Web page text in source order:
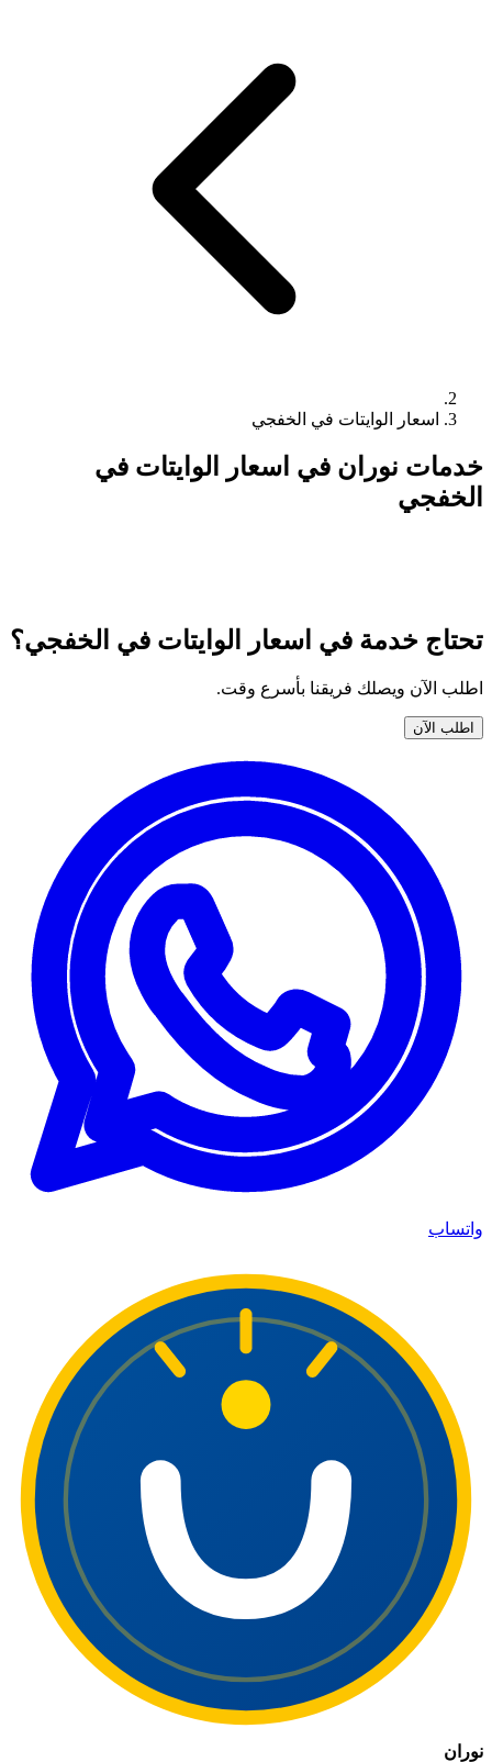
اسعار الوايتات في الخفجي
خدمات نوران في اسعار الوايتات في
الخفجي
تحتاج خدمة في اسعار الوايتات في الخفجي؟
اطلب الآن ويصلك فريقنا بأسرع وقت.
اطلب الآن
واتساب
نوران